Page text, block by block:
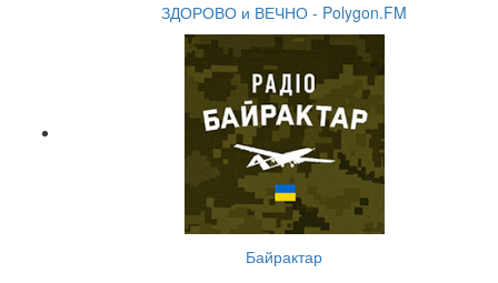
ЗДОРОВО и ВЕЧНО - Polygon.FM
Байрактар